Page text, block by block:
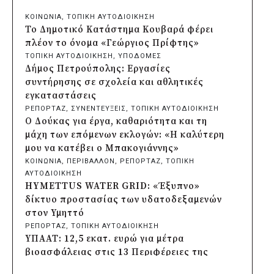
φωτιστικών μετά τη λεηλασία στο έλος
της Αγυιάς
πριν από μία μέρα
Δήμος Σαρωνικού: Βανδάλισαν το
εκκλησάκι της Μεταμόρφωσης του
Σωτήρος
πριν από μία μέρα
Περιφέρεια Αττικής: Έξι συμπεράσματα
για την ψηφιακή μετάβαση των
επιχειρήσεων
πριν από μία μέρα
Δήμος Σαρωνικού και ΑΡΧΕΛΩΝ
ενημερώνουν τους λουόμενους για τη
συνύπαρξη με τις θαλάσσιες χελώνες
πριν από μία μέρα
Δήμος Κυθήρων: Απαγόρευση πρόσβασης
στην παραλία Λυκοδήμου για λόγους
ασφαλείας
πριν από μία μέρα
ΚΟΙΝΩΝΙΑ, ΤΟΠΙΚΗ ΑΥΤΟΔΙΟΙΚΗΣΗ
Το Δημοτικό Κατάστημα Κουβαρά φέρει
πλέον το όνομα «Γεώργιος Πρίφτης»
ΤΟΠΙΚΗ ΑΥΤΟΔΙΟΙΚΗΣΗ , ΥΠΟΔΟΜΕΣ
Δήμος Πετρούπολης: Εργασίες
συντήρησης σε σχολεία και αθλητικές
εγκαταστάσεις
ΡΕΠΟΡΤΑΖ, ΣΥΝΕΝΤΕΥΞΕΙΣ, ΤΟΠΙΚΗ ΑΥΤΟΔΙΟΙΚΗΣΗ
Ο Δούκας για έργα, καθαριότητα και τη
μάχη των επόμενων εκλογών: «Η καλύτερη
μου να κατέβει ο Μπακογιάννης»
ΚΟΙΝΩΝΙΑ, ΠΕΡΙΒΑΛΛΟΝ , ΡΕΠΟΡΤΑΖ, ΤΟΠΙΚΗ
ΑΥΤΟΔΙΟΙΚΗΣΗ
HYMETTUS WATER GRID: «Έξυπνο»
δίκτυο προστασίας των υδατοδεξαμενών
στον Υμηττό
ΡΕΠΟΡΤΑΖ, ΤΟΠΙΚΗ ΑΥΤΟΔΙΟΙΚΗΣΗ
ΥΠΑΑΤ: 12,5 εκατ. ευρώ για μέτρα
βιοασφάλειας στις 13 Περιφέρειες της